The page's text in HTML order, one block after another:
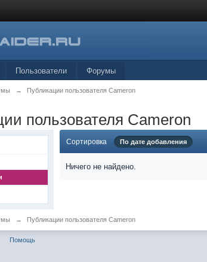
Пользователи Форумы
→ Публикации пользователя Cameron
пользователя Cameron
Сортировка По дате добавления
Ничего не найдено.
→ Публикации пользователя Cameron
Помощь